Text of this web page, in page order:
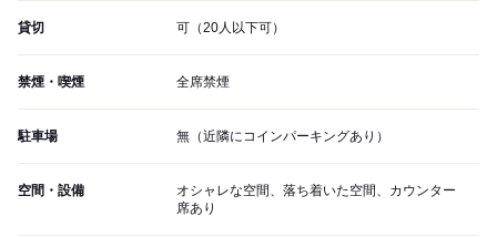
貸切 可（20人以下可）
禁煙・喫煙 全席禁煙
駐車場 無（近隣にコインパーキングあり）
空間・設備
オシャレな空間、落ち着いた空間、カウンター
席あり